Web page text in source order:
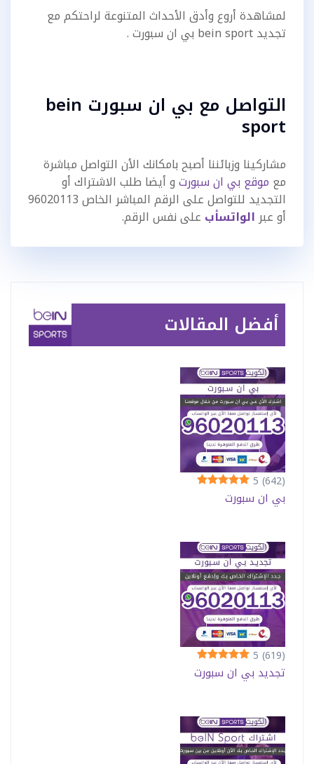
لمشاهدة أروع وأدق الأحداث المتنوعة لراحتكم مع
تجديد bein sport بي ان سبورت .
التواصل مع بي ان سبورت bein
sport
مشاركينا وزبائننا أصبح بامكانك الأن التواصل مباشرة
مع موقع بي ان سبورتو أيضا طلب الاشتراك أو
التجديد للتواصل على الرقم المباشر الخاص 96020113
أو عبرالواتسأب على نفس الرقم.
أفضل المقالات
5 (642)
بي ان سبورت
5 (619)
تجديد بي ان سبورت